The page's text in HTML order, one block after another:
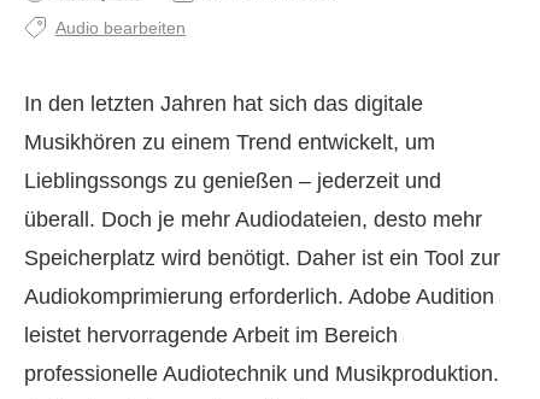
Audio bearbeiten
In den letzten Jahren hat sich das digitale
Musikhören zu einem Trend entwickelt, um
Lieblingssongs zu genießen – jederzeit und
überall. Doch je mehr Audiodateien, desto mehr
Speicherplatz wird benötigt. Daher ist ein Tool zur
Audiokomprimierung erforderlich. Adobe Audition
leistet hervorragende Arbeit im Bereich
professionelle Audiotechnik und Musikproduktion.